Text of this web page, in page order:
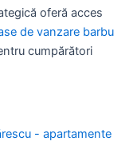
oferă acces
de vanzare barbu
cumpărători
- apartamente